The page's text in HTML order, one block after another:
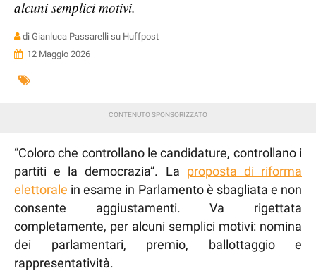
alcuni semplici motivi.
di Gianluca Passarelli su Huffpost
12 Maggio 2026
“Coloro che controllano le candidature, controllano i
partiti e la democrazia”. La proposta di riforma
elettorale in esame in Parlamento è sbagliata e non
consente aggiustamenti. Va rigettata
completamente, per alcuni semplici motivi: nomina
dei parlamentari, premio, ballottaggio e
rappresentatività.